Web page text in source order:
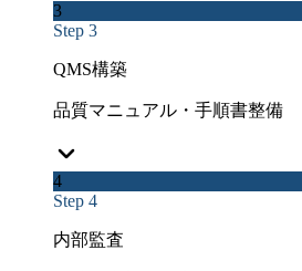
3
Step 3
QMS構築
品質マニュアル・手順書整備
4
Step 4
内部監査